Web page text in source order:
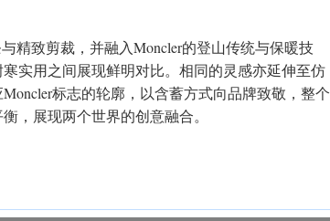
精致剪裁，并融入Moncler的登山传统与保暖技
实用之间展现鲜明对比。相同的灵感亦延伸至仿
标志的轮廓，以含蓄方式向品牌致敬，整个
，展现两个世界的创意融合。